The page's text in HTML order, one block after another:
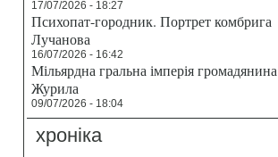
17/07/2026 - 18:27
Психопат-городник. Портрет комбрига
Лучанова
16/07/2026 - 16:42
Мільярдна гральна імперія громадянина
Журила
09/07/2026 - 18:04
хроніка